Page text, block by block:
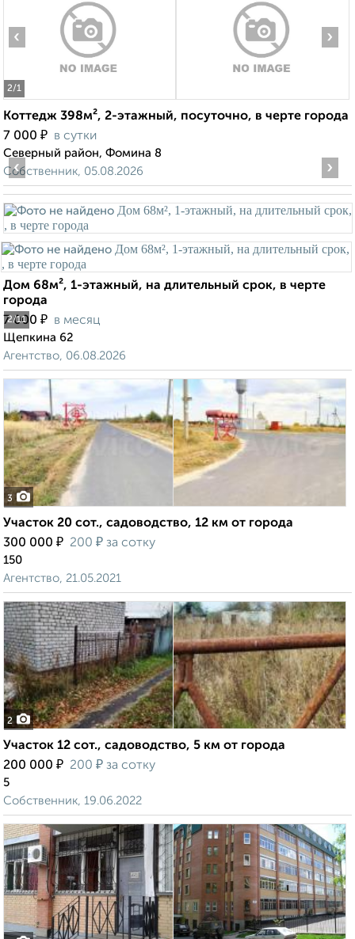
2/1
‹ ›
Коттедж 398м², 2-этажный, посуточно, в черте города
7 000 ₽ в сутки
Северный район, Фомина 8
Собственник, 05.08.2026
2/11
‹ ›
Дом 68м², 1-этажный, на длительный срок, в черте
города
7 000 ₽ в месяц
Щепкина 62
Агентство, 06.08.2026
3
Участок 20 сот., садоводство, 12 км от города
300 000 ₽ 200 ₽ за сотку
150
Агентство, 21.05.2021
2
Участок 12 сот., садоводство, 5 км от города
200 000 ₽ 200 ₽ за сотку
5
Собственник, 19.06.2022